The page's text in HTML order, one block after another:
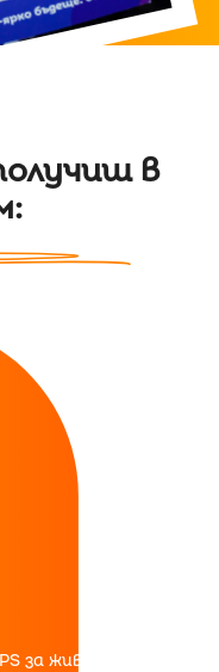
в
за живота ти).